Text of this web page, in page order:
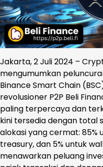
Jakarta, 2 Juli 2024 –
mengumumkan
Binance Smart Chain
revolusioner P2P Beli
paling terpercaya dan
kini tersedia dengan total
alokasi yang cermat: 85%
treasury, dan 5% untuk
menawarkan peluang